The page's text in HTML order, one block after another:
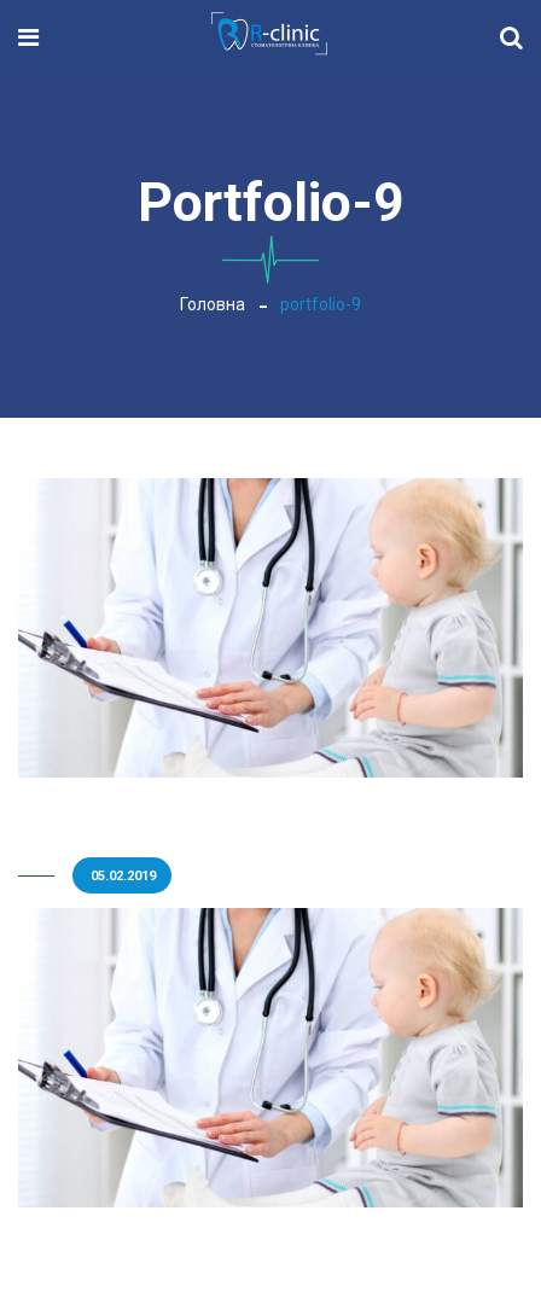
Portfolio-9
Головна portfolio-9
05.02.2019